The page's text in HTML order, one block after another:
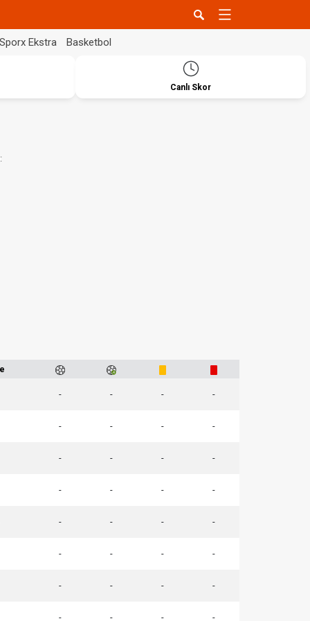
Sporx Ekstra Basketbol
Canlı Skor
- - - -
- - - -
- - - -
- - - -
- - - -
- - - -
- - - -
- - - -